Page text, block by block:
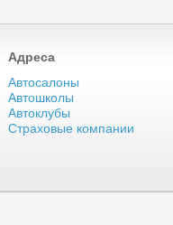
Адреса
Автосалоны
Автошколы
Автоклубы
Страховые компании